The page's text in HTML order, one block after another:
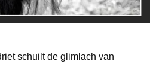
schuilt de glimlach van